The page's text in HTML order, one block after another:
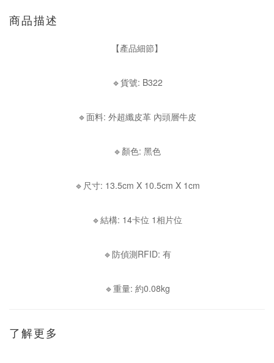
商品描述
【產品細節】
🔹貨號: B322
🔹面料: 外超纖皮革 內頭層牛皮
🔹顏色: 黑色
🔹尺寸: 13.5cm X 10.5cm X 1cm
🔹結構: 14卡位 1相片位
🔹防偵測RFID: 有
🔹重量: 約0.08kg
了解更多